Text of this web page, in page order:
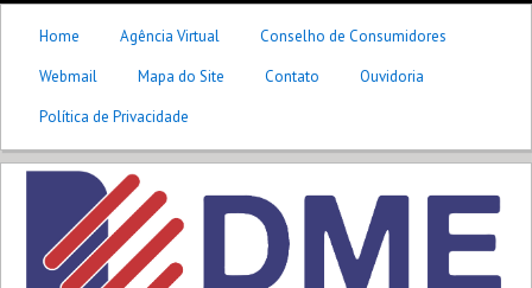
Home Agência Virtual
Conselho de Consumidores
Webmail
Mapa do Site Contato
Ouvidoria
Política de Privacidade